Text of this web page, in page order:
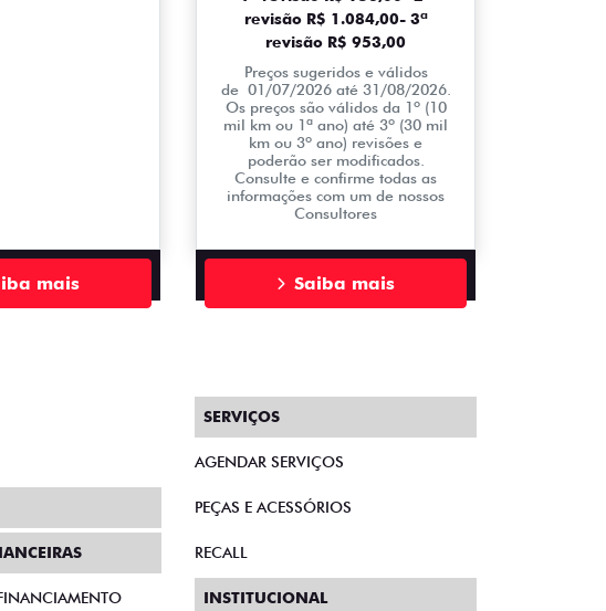
mais
revisão R$ 1.084,00- 3ª
revisão R$ 953,00
Preços sugeridos e válidos
de 01/07/2026 até 31/08/2026.
Os preços são válidos da 1º (10
mil km ou 1ª ano) até 3º (30 mil
km ou 3º ano) revisões e
poderão ser modificados.
Consulte e confirme todas as
informações com um de nossos
Consultores
Saiba mais
SERVIÇOS
AGENDAR SERVIÇOS
PEÇAS E ACESSÓRIOS
RECALL
INSTITUCIONAL